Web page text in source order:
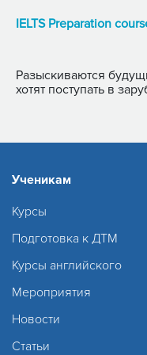
IELTS Preparation
Разыскиваются будущие
хотят поступать в
Ученикам
Курсы
Подготовка к ДТМ
Курсы английского
Мероприятия
Новости
Статьи